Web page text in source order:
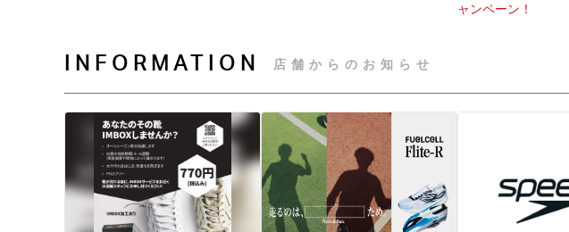
ャンペーン！
INFORMATION 店舗からのお知らせ